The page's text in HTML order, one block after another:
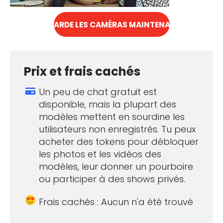
REGARDE LES CAMÉRAS MAINTENANT !
Prix et frais cachés
Un peu de chat gratuit est
disponible, mais la plupart des
modèles mettent en sourdine les
utilisateurs non enregistrés. Tu peux
acheter des tokens pour débloquer
les photos et les vidéos des
modèles, leur donner un pourboire
ou participer à des shows privés.
Frais cachés : Aucun n'a été trouvé